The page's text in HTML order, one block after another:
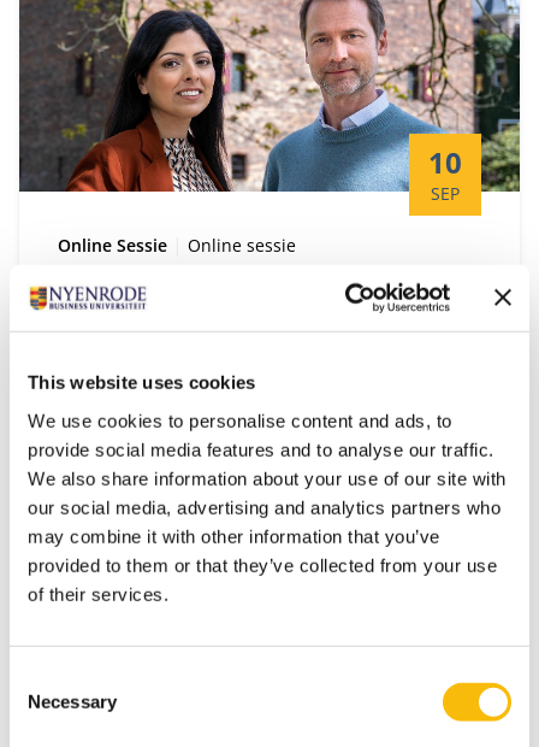
This website uses cookies
We use cookies to personalise content and ads, to
provide social media features and to analyse our traffic.
We also share information about your use of our site with
our social media, advertising and analytics partners who
may combine it with other information that you’ve
provided to them or that they’ve collected from your use
of their services.
Selection
Necessary
Online informatiesessie| De Secretaris:
Leergang voor professionals
Startdatum:
10
SEP
Type:
Online Sessie Locatie:
Online sessie
eisen aan de top van zowel het bedrijfsleven als
organisaties in het publieke domein krijgt de
secretaris steeds meer zichtbaarheid. Ben jij toe
aan verdieping en vergroting van jouw impact?
11
SEP